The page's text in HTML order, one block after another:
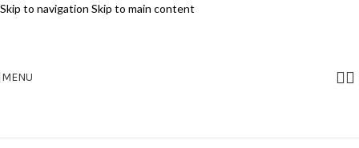
Skip to navigation Skip to main content
MENU